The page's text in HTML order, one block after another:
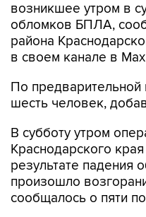
района
в своем канале в
По предварительной
В субботу утром
результате падения
произошло
сообщалось о пяти
Ильский НПЗ